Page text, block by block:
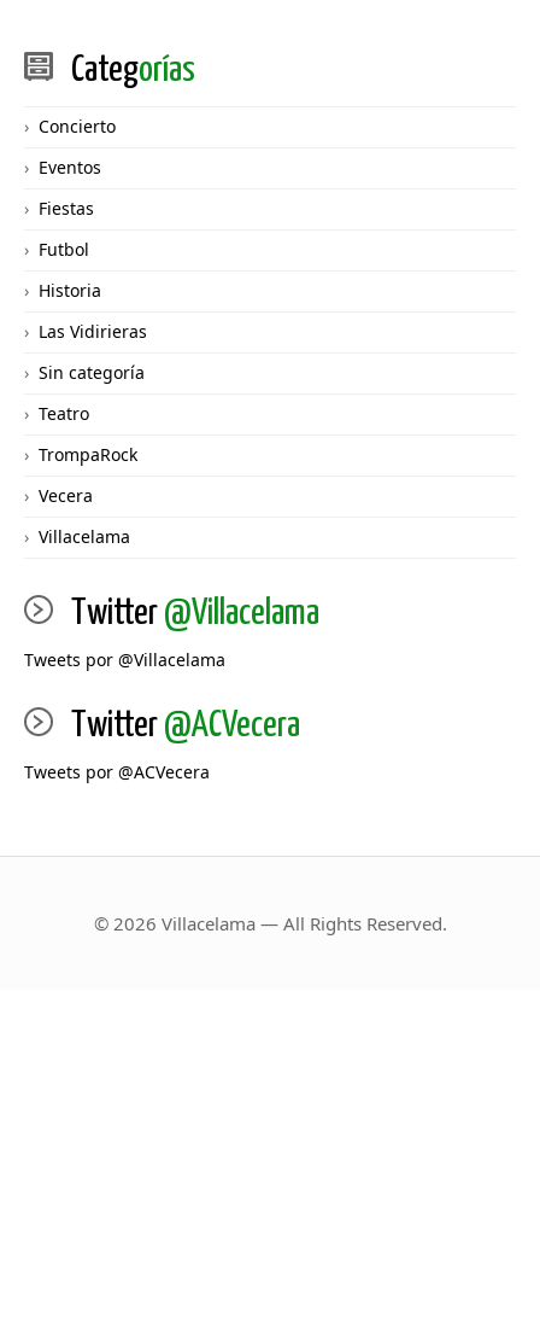
Categorías
Concierto
Eventos
Fiestas
Futbol
Historia
Las Vidirieras
Sin categoría
Teatro
TrompaRock
Vecera
Villacelama
Twitter @Villacelama
Tweets por @Villacelama
Twitter @ACVecera
Tweets por @ACVecera
© 2026 Villacelama — All Rights Reserved.